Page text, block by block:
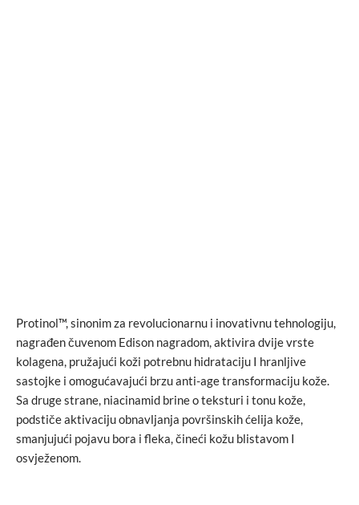
Protinol™, sinonim za revolucionarnu i inovativnu tehnologiju,
nagrađen čuvenom Edison nagradom, aktivira dvije vrste
kolagena, pružajući koži potrebnu hidrataciju I hranljive
sastojke i omogućavajući brzu anti-age transformaciju kože.
Sa druge strane, niacinamid brine o teksturi i tonu kože,
podstiče aktivaciju obnavljanja površinskih ćelija kože,
smanjujući pojavu bora i fleka, čineći kožu blistavom I
osvježenom.